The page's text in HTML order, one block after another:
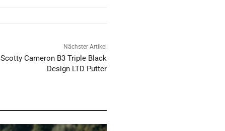
Nächster Artikel
Cameron B3 Triple Black
Design LTD Putter